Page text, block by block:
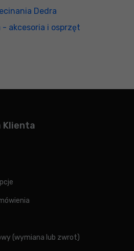
Dedra
akcesoria i osprzęt
Klienta
(wymiana lub zwrot)